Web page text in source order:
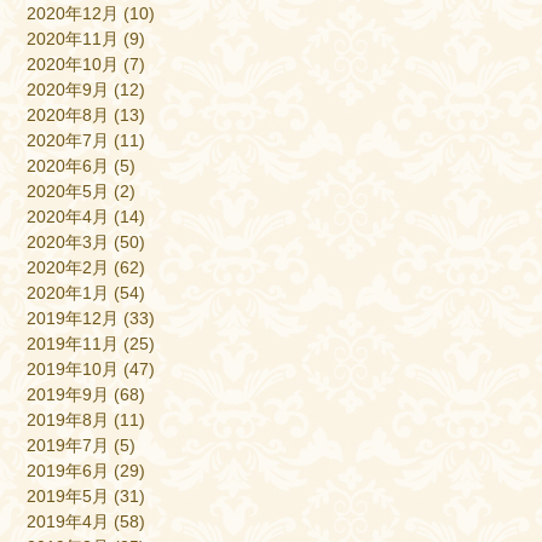
2020年12月 (10)
2020年11月 (9)
2020年10月 (7)
2020年9月 (12)
2020年8月 (13)
2020年7月 (11)
2020年6月 (5)
2020年5月 (2)
2020年4月 (14)
2020年3月 (50)
2020年2月 (62)
2020年1月 (54)
2019年12月 (33)
2019年11月 (25)
2019年10月 (47)
2019年9月 (68)
2019年8月 (11)
2019年7月 (5)
2019年6月 (29)
2019年5月 (31)
2019年4月 (58)